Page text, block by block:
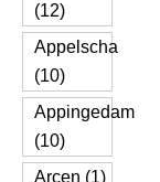
(12)
Appelscha
(10)
Appingedam
(10)
Arcen (1)